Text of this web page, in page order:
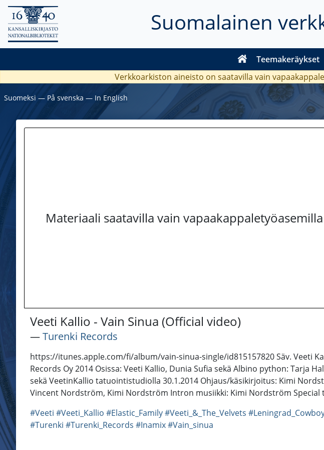
Suomalainen
Teemakeräykset
Verkkoarkiston aineisto on saatavilla vain
Suomeksi ― På svenska ― In English
Materiaali saatavilla vain vapaakappaletyöasemilla
Veeti Kallio - Vain Sinua (Official video)
―Turenki Records
https://itunes.apple.com/fi/album/vain-sinua-single/id815157820 Säv. Veeti
Records Oy 2014 Osissa: Veeti Kallio, Dunia Sufia sekä Albino python: Tarja
sekä VeetinKallio tatuointistudiolla 30.1.2014 Ohjaus/käsikirjoitus: Kimi
Vincent Nordström, Kimi Nordström Intron musiikki: Kimi Nordström Special
#Veeti #Veeti_Kallio #Elastic_Family#Veeti_&_The_Velvets
#Turenki #Turenki_Records #Inamix#Vain_sinua